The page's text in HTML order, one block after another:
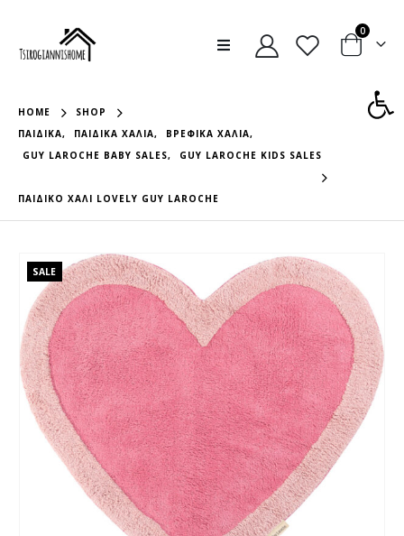
0
HOME
SHOP
ΠΑΙΔΙΚΆ, ΠΑΙΔΙΚΆ ΧΑΛΙΆ, ΒΡΕΦΙΚΆ ΧΑΛΙΆ,
GUY LAROCHE BABY SALES, GUY LAROCHE KIDS SALES
ΠΑΙΔΙΚΟ ΧΑΛΙ LOVELY GUY LAROCHE
SALE